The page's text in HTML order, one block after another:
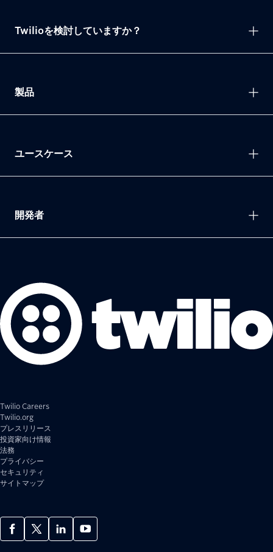
Twilio Careers
Twilio.org
プレスリリース
投資家向け情報
法務
プライバシー
セキュリティ
サイトマップ
Twilioを検討していますか？
製品
ユースケース
開発者